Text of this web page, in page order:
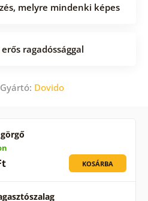
melyre mindenki képes
ragadóssággal
Dovido
KOSÁRBA